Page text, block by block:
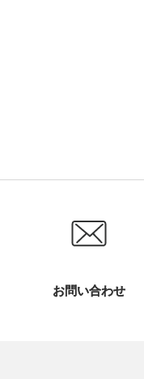
お問い合わせ